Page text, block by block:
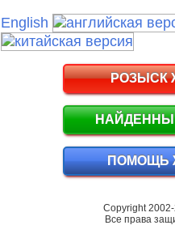
English
РОЗЫСК
ПОМОЩЬ
Copyright
Все права